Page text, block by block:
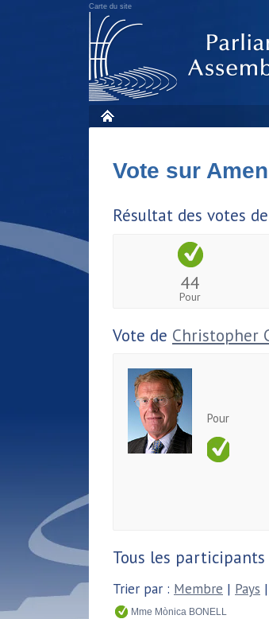
Carte du site
Vote sur
Résultat des votes
44
Pour
Vote de Christopher
Pour
Tous les
Trier par : Membre | Pays |
Mme Mònica BONELL